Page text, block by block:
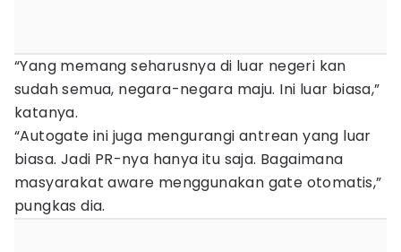
“Yang memang seharusnya di luar negeri kan
sudah semua, negara-negara maju. Ini luar biasa,”
katanya.
“Autogate ini juga mengurangi antrean yang luar
biasa. Jadi PR-nya hanya itu saja. Bagaimana
masyarakat aware menggunakan gate otomatis,”
pungkas dia.